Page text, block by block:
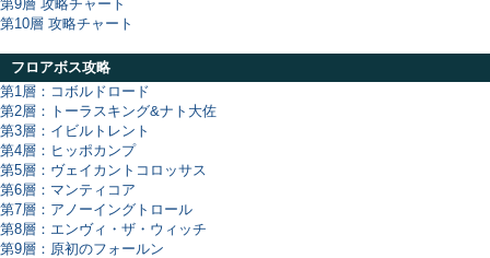
第9層 攻略チャート
第10層 攻略チャート
フロアボス攻略
第1層：コボルドロード
第2層：トーラスキング&ナト大佐
第3層：イビルトレント
第4層：ヒッポカンプ
第5層：ヴェイカントコロッサス
第6層：マンティコア
第7層：アノーイングトロール
第8層：エンヴィ・ザ・ウィッチ
第9層：原初のフォールン